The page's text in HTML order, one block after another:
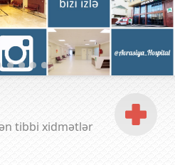
tibbi xidmətlər